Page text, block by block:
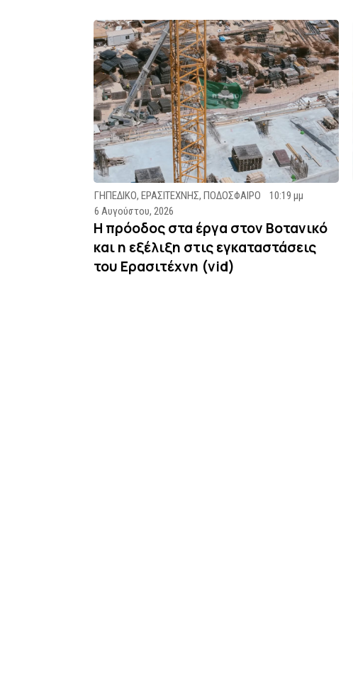
ΓΗΠΕΔΙΚΟ, ΕΡΑΣΙΤΕΧΝΗΣ, ΠΟΔΟΣΦΑΙΡΟ
10:19 μμ
6 Αυγούστου, 2026
Η πρόοδος στα έργα στον Βοτανικό
και η εξέλιξη στις εγκαταστάσεις
του Ερασιτέχνη (vid)